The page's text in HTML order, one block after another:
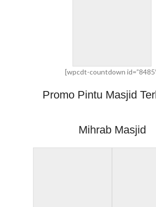
[wpcdt-countdown
Promo Pintu Masjid
Mihrab Masjid